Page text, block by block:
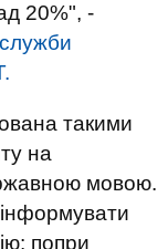
20%", -
такими
на
мовою.
попри